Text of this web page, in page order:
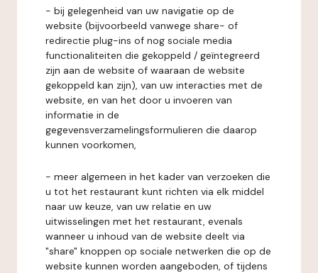
- bij gelegenheid van uw navigatie op de
website (bijvoorbeeld vanwege share- of
redirectie plug-ins of nog sociale media
functionaliteiten die gekoppeld / geïntegreerd
zijn aan de website of waaraan de website
gekoppeld kan zijn), van uw interacties met de
website, en van het door u invoeren van
informatie in de
gegevensverzamelingsformulieren die daarop
kunnen voorkomen,
- meer algemeen in het kader van verzoeken die
u tot het restaurant kunt richten via elk middel
naar uw keuze, van uw relatie en uw
uitwisselingen met het restaurant, evenals
wanneer u inhoud van de website deelt via
"share" knoppen op sociale netwerken die op de
website kunnen worden aangeboden, of tijdens